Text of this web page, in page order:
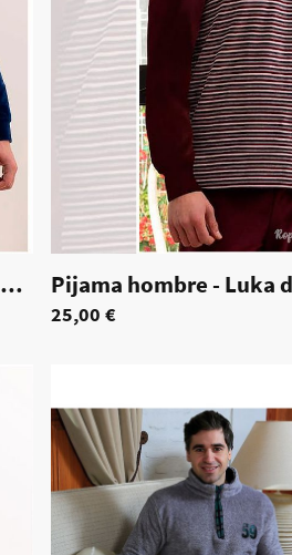
Pijama hombre - Cesar de tejido coralina |70056
25,00 €